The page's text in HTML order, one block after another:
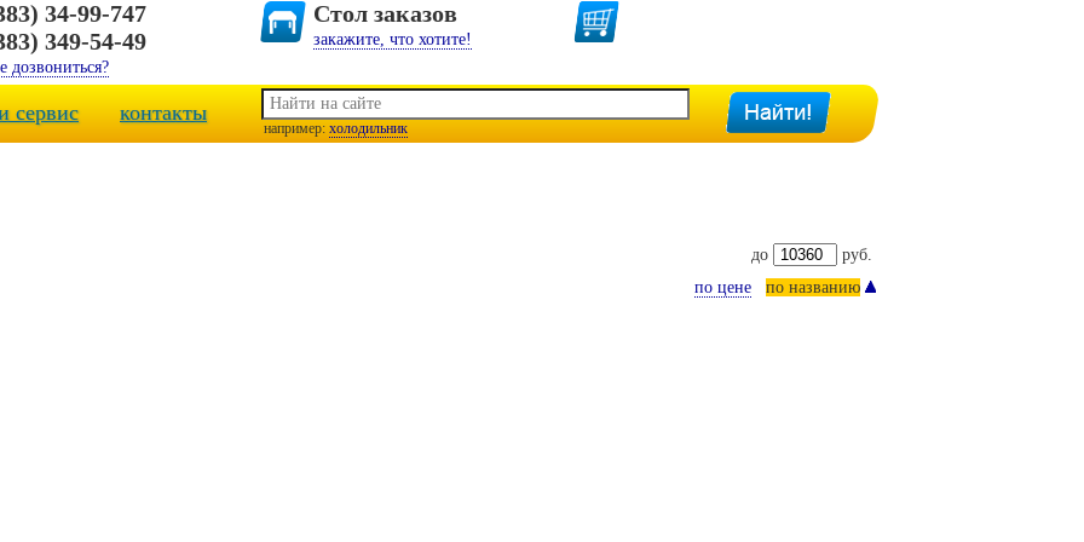
34-99-747
349-54-49
дозвониться?
Стол заказов
закажите, что хотите!
сервис контакты
например: холодильник
до
руб.
по цене
по названию